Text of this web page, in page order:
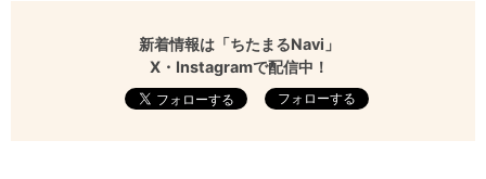
新着情報は「ちたまるNavi」
X・Instagramで配信中！
フォローする